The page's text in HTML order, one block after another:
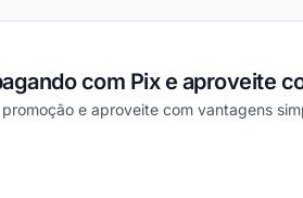
com Pix e aproveite
e aproveite com vantagens